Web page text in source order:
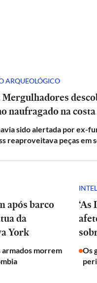
ARQUEOLÓGICO
naufragado na
sido alertada por ex-
reaproveitava peças em
após barco
da
York
morrem
Os